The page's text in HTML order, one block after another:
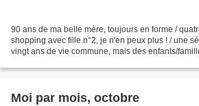
90 ans de ma belle mère, toujours en forme /
shopping avec fille n°2, je n'en peux plus ! / une
vingt ans de vie commune, mais des enfants/
Moi par mois, octobre